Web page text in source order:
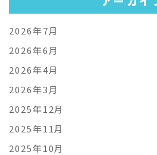
2026年7月
2026年6月
2026年4月
2026年3月
2025年12月
2025年11月
2025年10月